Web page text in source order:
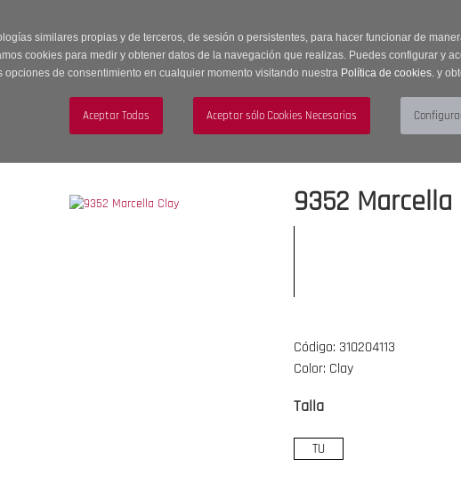
similares propias y de terceros, de sesión o persistentes, para hacer funcionar de
cookies para medir y obtener datos de la navegación que realizas. Puedes configurar y
opciones de consentimiento en cualquier momento visitando nuestra Política de cookies. y
MUJER HOMBRE ACCESORIOS
9352 Marcella
Código: 310204113
Color: Clay
Talla
TU